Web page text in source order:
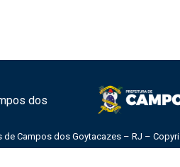
dos
Campos dos Goytacazes – RJ –